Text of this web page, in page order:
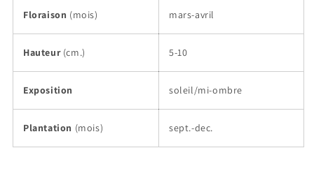
Floraison (mois) mars-avril
Hauteur (cm.) 5-10
Exposition soleil/mi-ombre
Plantation (mois) sept.-dec.